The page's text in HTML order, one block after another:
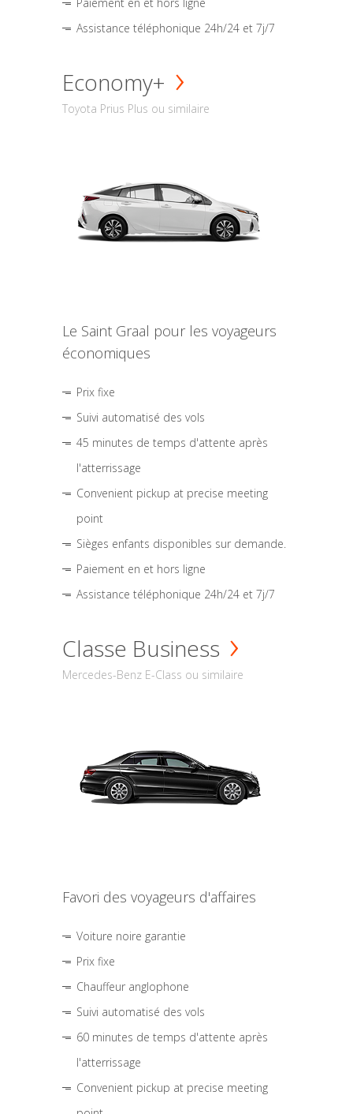
Assistance téléphonique 24h/24 et 7j/7
Economy+
Toyota Prius Plus ou similaire
Le Saint Graal pour les voyageurs
économiques
Prix fixe
Suivi automatisé des vols
45 minutes de temps d'attente après
l'atterrissage
Convenient pickup at precise meeting
point
Sièges enfants disponibles sur demande.
Paiement en et hors ligne
Assistance téléphonique 24h/24 et 7j/7
Classe Business
Mercedes-Benz E-Class ou similaire
Favori des voyageurs d'affaires
Voiture noire garantie
Prix fixe
Chauffeur anglophone
Suivi automatisé des vols
60 minutes de temps d'attente après
l'atterrissage
Convenient pickup at precise meeting